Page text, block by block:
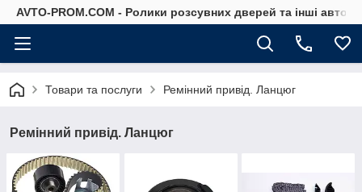
AVTO-PROM.COM - Ролики розсувних дверей та інші
Товари та послуги Ремінний привід. Ланцюг
Ремінний привід. Ланцюг